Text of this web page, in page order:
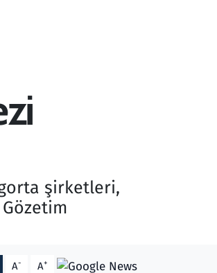
şirketleri,
A- A+